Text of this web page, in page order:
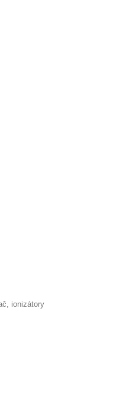
ionizátory